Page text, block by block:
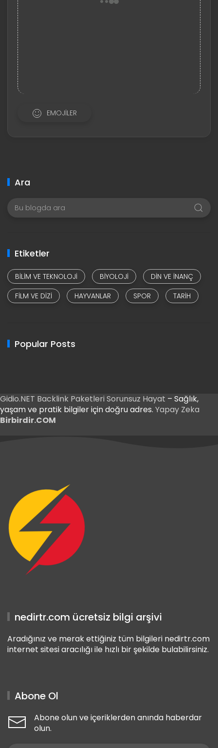
EMOJILER
Ara
Etiketler
BILIM VE TEKNOLOJI BIYOLOJI
DIN VE INANÇ
FILM VE DIZI
HAYVANLAR SPOR TARIH
Popular Posts
Gidio.NET Backlink Paketleri Sorunsuz Hayat – Sağlık,
yaşam ve pratik bilgiler için doğru adres. Yapay Zeka
Birbirdir.COM
nedirtr.com ücretsiz bilgi arşivi
Aradığınız ve merak ettiğiniz tüm bilgileri nedirtr.com
internet sitesi aracılığı ile hızlı bir şekilde bulabilirsiniz.
Abone Ol
Abone olun ve içeriklerden anında haberdar
olun.